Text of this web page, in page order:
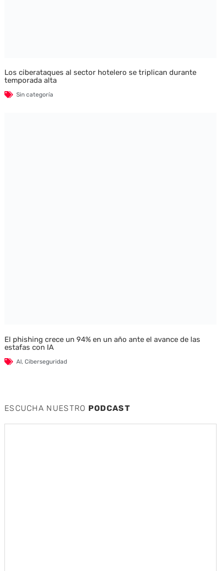
Los ciberataques al sector hotelero se triplican durante
temporada alta
Sin categoría
El phishing crece un 94% en un año ante el avance de las
estafas con IA
AI, Ciberseguridad
ESCUCHA NUESTRO PODCAST